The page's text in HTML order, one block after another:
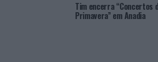
Tim encerra “Concertos
Primavera” em Anadia